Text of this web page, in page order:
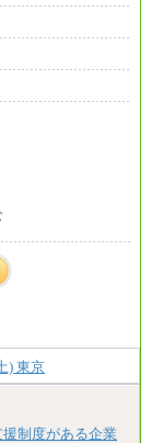
滋賀/1,220円
に応じて、決定
ません
) 東京
制度がある企業